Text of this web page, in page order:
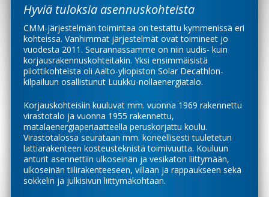
Hyviä tuloksia asennuskohteista
CMM-järjestelmän toimintaa on testattu kymmenissä eri
kohteissa. Vanhimmat järjestelmät ovat toimineet jo
vuodesta 2011. Seurannassamme on niin uudis- kuin
korjausrakennuskohteitakin. Yksi ensimmäisistä
pilottikohteista oli Aalto-yliopiston Solar Decathlon-
kilpailuun osallistunut Luukku-nollaenergiatalo.
Korjauskohteisiin kuuluvat mm. vuonna 1969 rakennettu
virastotalo ja vuonna 1955 rakennettu,
matalaenergiaperiaatteella peruskorjattu koulu.
Virastotalossa seurataan mm. koneellisesti tuuletetun
lattiarakenteen kosteusteknistä toimivuutta. Kouluun
anturit asennettiin ulkoseinän ja vesikaton liittymään,
ulkoseinän tiilirakenteeseen, villaan ja rappaukseen sekä
sokkelin ja julkisivun liittymäkohtaan.